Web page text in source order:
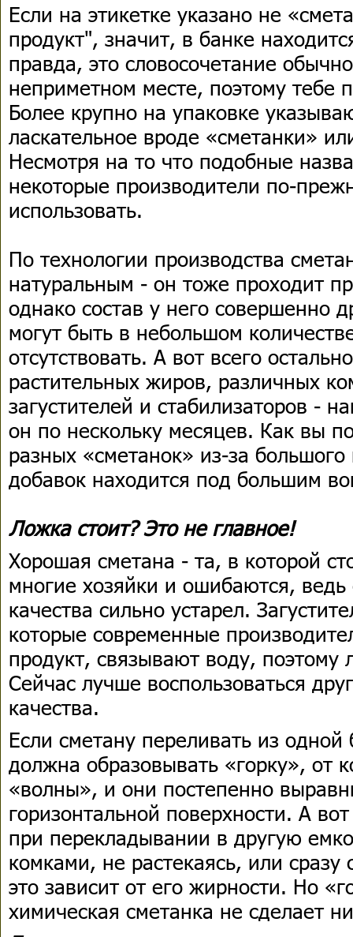
Если на этикетке указано не
продукт", значит, в банке
правда, это словосочетание
неприметном месте, поэтому тебе
Более крупно на упаковке
ласкательное вроде «сметанки»
Несмотря на то что подобные
некоторые производители по-
использовать.
По технологии производства
натуральным - он тоже проходит
однако состав у него совершенно
могут быть в небольшом
отсутствовать. А вот всего
растительных жиров, различных
загустителей и стабилизаторов -
он по нескольку месяцев. Как вы
разных «сметанок» из-за
добавок находится под большим
Ложка стоит? Это не главное!
Хорошая сметана - та, в которой
многие хозяйки и ошибаются, ведь
качества сильно устарел.
которые современные
продукт, связывают воду, поэтому
Сейчас лучше воспользоваться
качества.
Если сметану переливать из
должна образовывать «горку», от
«волны», и они постепенно
горизонтальной поверхности. А
при перекладывании в другую
комками, не растекаясь, или сразу
это зависит от его жирности. Но
химическая сметанка не сделает